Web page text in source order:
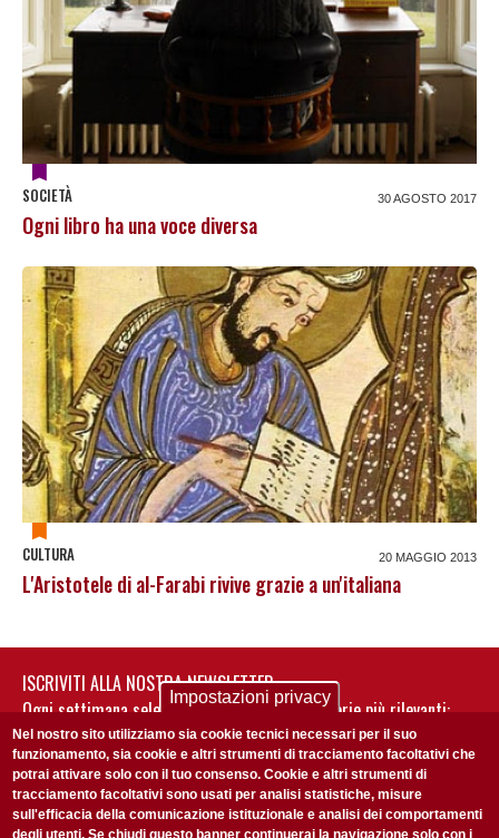
SOCIETÀ 30 AGOSTO 2017
Ogni libro ha una voce diversa
CULTURA 20 MAGGIO 2013
L'Aristotele di al-Farabi rivive grazie a un'italiana
ISCRIVITI ALLA NOSTRA NEWSLETTER
Ogni settimana selezioniamo per te nostre storie più rilevanti:
non perderti gli aggiornamenti della nostra newsletter
Impostazioni privacy
Nel nostro sito utilizziamo sia cookie tecnici necessari per il suo
funzionamento, sia cookie e altri strumenti di tracciamento facoltativi che
potrai attivare solo con il tuo consenso. Cookie e altri strumenti di
tracciamento facoltativi sono usati per analisi statistiche, misure
sull'efficacia della comunicazione istituzionale e analisi dei comportamenti
degli utenti. Se chiudi questo banner continuerai la navigazione solo con i